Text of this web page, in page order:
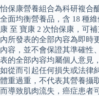
怡保康營養組合為科研複合
全面均衡營養品，含 18 種
康 至 寶康 2 次怡保康，可
內所發表的全部內容為即時
內容，並不會保證其準確性
表的全部內容均屬個人意見
如從而引起任何損失或法律
體重過重，不代表其營養攝
而導致肌肉流失，癌症患者